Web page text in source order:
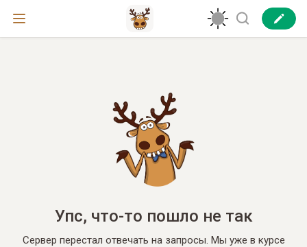
Упс, что-то пошло не так
Сервер перестал отвечать на запросы. Мы уже в курсе